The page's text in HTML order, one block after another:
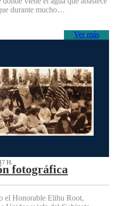
durante mucho…
Ver más
H.
fotográfica
el Honorable Elihu Root,